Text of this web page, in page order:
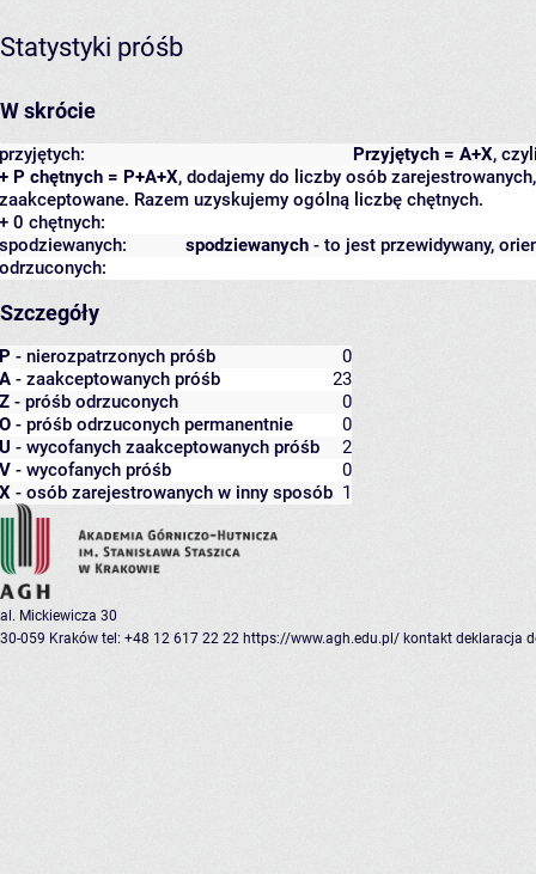
Statystyki próśb
W skrócie
Przyjętych = A+X,
przyjętych:
+ P chętnych = P+A+X, dodajemy do liczby osób
zaakceptowane. Razem uzyskujemy ogólną liczbę chętnych.
+ 0 chętnych:
spodziewanych - to jest przewidywany,
spodziewanych:
odrzuconych:
Szczegóły
P - nierozpatrzonych próśb
0
A - zaakceptowanych próśb
23
Z - próśb odrzuconych
0
O - próśb odrzuconych permanentnie
0
U - wycofanych zaakceptowanych próśb
2
V - wycofanych próśb
0
X - osób zarejestrowanych w inny sposób 1
al. Mickiewicza 30
30-059 Kraków tel: +48 12 617 22 22 https://www.agh.edu.pl/ kontakt deklaracja